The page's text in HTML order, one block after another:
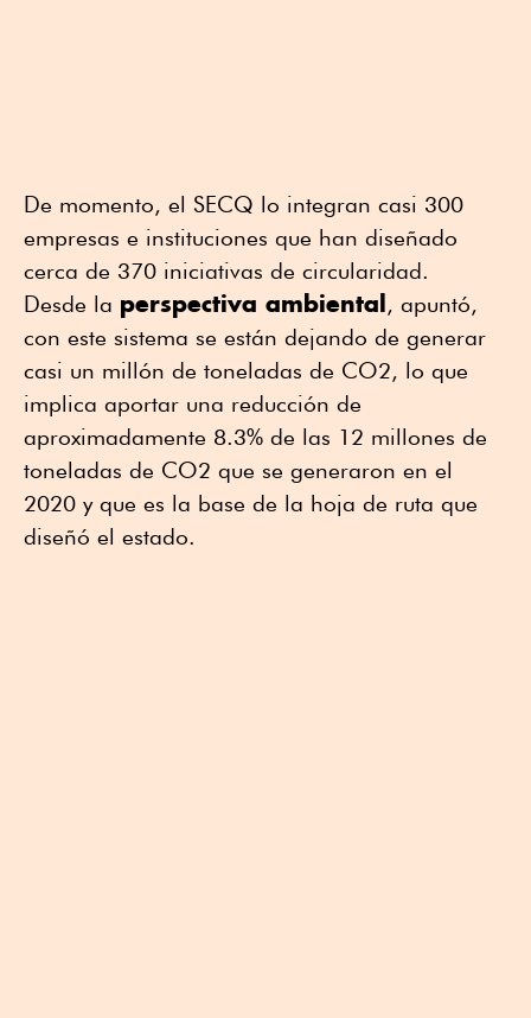
De momento, el SECQ lo integran casi 300
empresas e instituciones que han diseñado
cerca de 370 iniciativas de circularidad.
Desde la perspectiva ambiental , apuntó,
con este sistema se están dejando de generar
casi un millón de toneladas de CO2, lo que
implica aportar una reducción de
aproximadamente 8.3% de las 12 millones de
toneladas de CO2 que se generaron en el
2020 y que es la base de la hoja de ruta que
diseñó el estado.